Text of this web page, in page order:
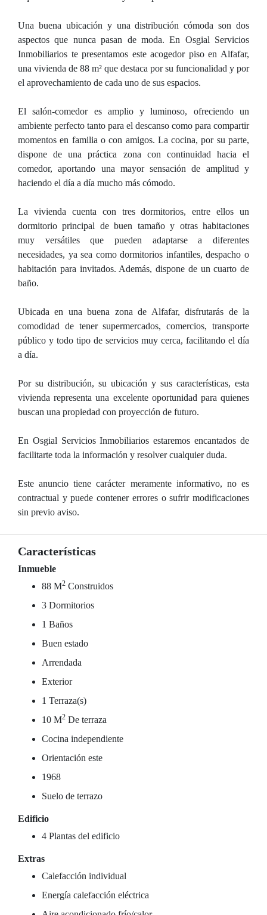
Una buena ubicación y una distribución cómoda son dos
aspectos que nunca pasan de moda. En Osgial Servicios
Inmobiliarios te presentamos este acogedor piso en Alfafar,
una vivienda de 88 m² que destaca por su funcionalidad y por
el aprovechamiento de cada uno de sus espacios.
El salón-comedor es amplio y luminoso, ofreciendo un
ambiente perfecto tanto para el descanso como para compartir
momentos en familia o con amigos. La cocina, por su parte,
dispone de una práctica zona con continuidad hacia el
comedor, aportando una mayor sensación de amplitud y
haciendo el día a día mucho más cómodo.
La vivienda cuenta con tres dormitorios, entre ellos un
dormitorio principal de buen tamaño y otras habitaciones
muy versátiles que pueden adaptarse a diferentes
necesidades, ya sea como dormitorios infantiles, despacho o
habitación para invitados. Además, dispone de un cuarto de
baño.
Ubicada en una buena zona de Alfafar, disfrutarás de la
comodidad de tener supermercados, comercios, transporte
público y todo tipo de servicios muy cerca, facilitando el día
a día.
Por su distribución, su ubicación y sus características, esta
vivienda representa una excelente oportunidad para quienes
buscan una propiedad con proyección de futuro.
En Osgial Servicios Inmobiliarios estaremos encantados de
facilitarte toda la información y resolver cualquier duda.
Este anuncio tiene carácter meramente informativo, no es
contractual y puede contener errores o sufrir modificaciones
sin previo aviso.
Características
Inmueble
88 M2 Construidos
3 Dormitorios
1 Baños
Buen estado
Arrendada
Exterior
1 Terraza(s)
10 M2 De terraza
Cocina independiente
Orientación este
1968
Suelo de terrazo
Edificio
4 Plantas del edificio
Extras
Calefacción individual
Energía calefacción eléctrica